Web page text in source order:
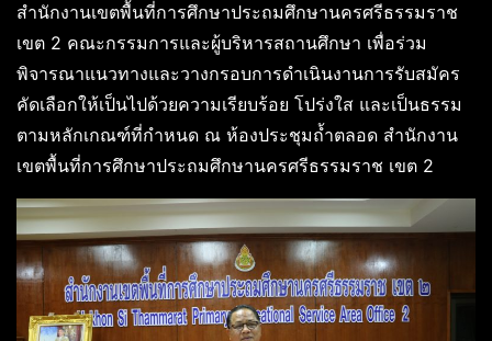
สำนักงานเขตพื้นที่การศึกษาประถมศึกษานครศรีธรรมราช
เขต 2 คณะกรรมการและผู้บริหารสถานศึกษา เพื่อร่วม
พิจารณาแนวทางและวางกรอบการดำเนินงานการรับสมัคร
คัดเลือกให้เป็นไปด้วยความเรียบร้อย โปร่งใส และเป็นธรรม
ตามหลักเกณฑ์ที่กำหนด ณ ห้องประชุมถ้ำตลอด สำนักงาน
เขตพื้นที่การศึกษาประถมศึกษานครศรีธรรมราช เขต 2